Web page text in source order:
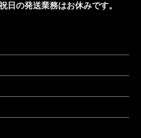
日の発送業務はお休みです。